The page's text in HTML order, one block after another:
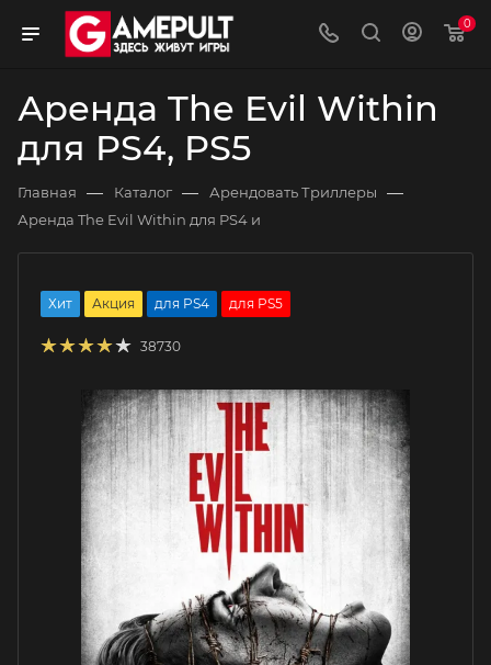
0
Аренда The Evil Within
для PS4, PS5
Главная — Каталог — Арендовать Триллеры —
Аренда The Evil Within для PS4 и
Хит Акция для PS4 для PS5
38730